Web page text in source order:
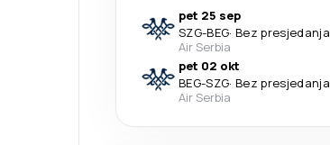
pet 25 sep
SZG-BEG· Bez presjedanja
Air Serbia
pet 02 okt
BEG-SZG· Bez presjedanja
Air Serbia